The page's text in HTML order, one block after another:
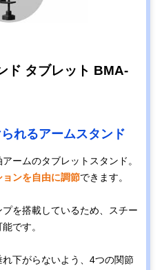
ド タブレット BMA-
れるアームスタンド
ームのタブレットスタンド。
ンを自由に調節できます。
を搭載しているため、スチー
です。
下がらないよう、4つの関節